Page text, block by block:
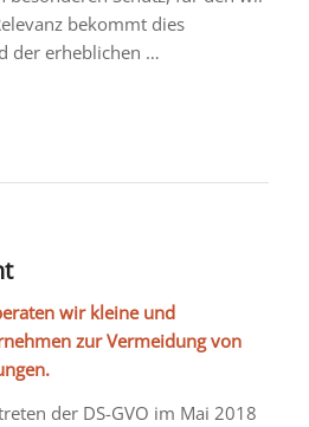
bekommt dies
der erheblichen …
wir kleine und
zur Vermeidung von
der DS-GVO im Mai 2018